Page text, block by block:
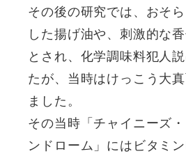
その後の研究では、おそ
した揚げ油や、刺激的な
とされ、化学調味料犯人
たが、当時はけっこう大
ました。
その当時「チャイニーズ
ンドローム」にはビタミ